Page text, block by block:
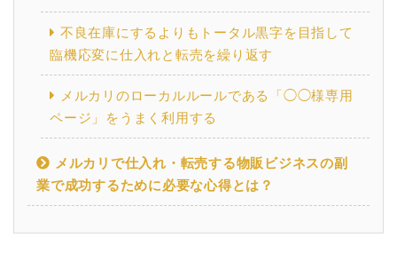
不良在庫にするよりもトータル黒字を目指して
臨機応変に仕入れと転売を繰り返す
メルカリのローカルルールである「◯◯様専用
ページ」をうまく利用する
メルカリで仕入れ・転売する物販ビジネスの副
業で成功するために必要な心得とは？